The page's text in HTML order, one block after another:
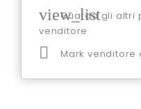
view_list
Guarda gli altri
venditore
 Mark